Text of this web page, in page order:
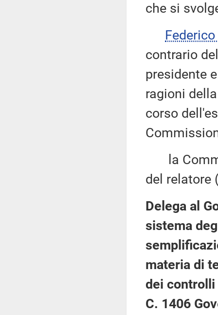
che si
contrario
presidente
ragioni
corso
la
del relatore
Delega al
sistema
materia di
dei
C. 1406